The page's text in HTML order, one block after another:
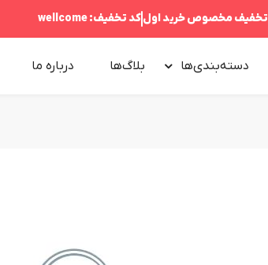
تخفیف مخصوص خرید اولکد تخفیف:wellcome
دسته‌بندی‌ها بلاگ‌ها درباره‌ ما